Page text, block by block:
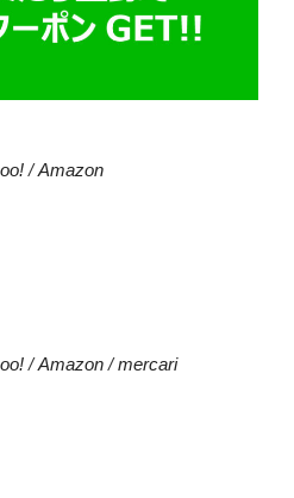
/Amazon
/Amazon/mercari